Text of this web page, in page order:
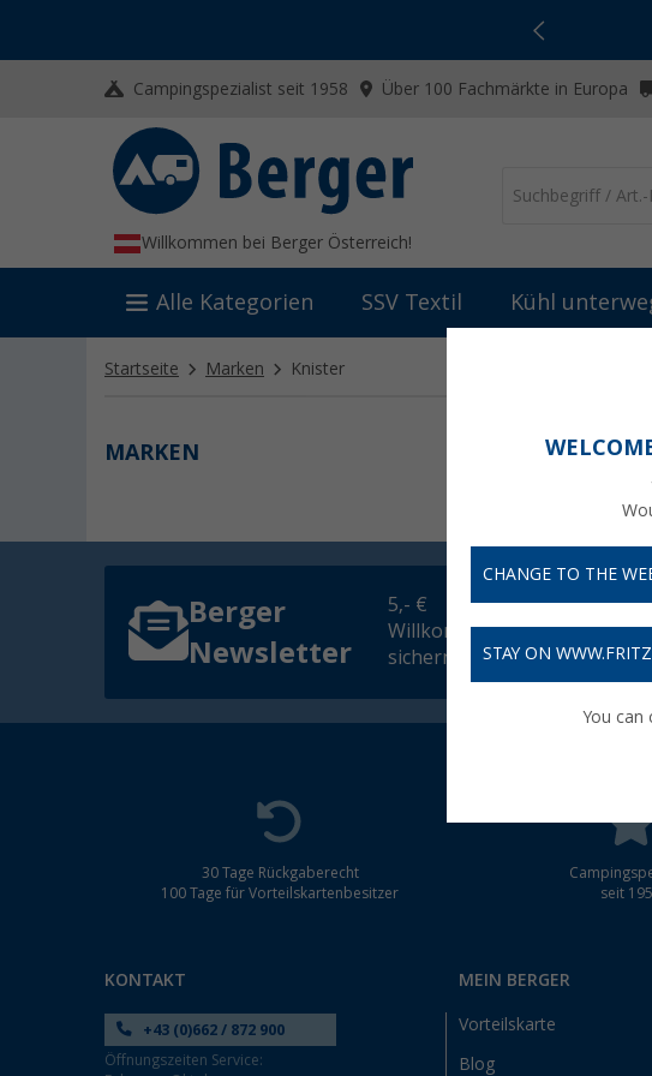
Campingspezialist seit 1958 Über 100 Fachmärkte in Europa
Willkommen bei Berger Österreich!
Alle Kategorien SSV Textil Kühl
Startseite Marken Knister
MARKEN KNISTER
Berger
Newsletter
5,- €
Willkommensgutschein
sichern
30 Tage Rückgaberecht
100 Tage für Vorteilskartenbesitzer
seit
KONTAKT
+43 (0)662 / 872 900
Öffnungszeiten Service:
MEIN BERGER
Vorteilskarte
Blog
CHANGE TO THE
STAY ON
You can